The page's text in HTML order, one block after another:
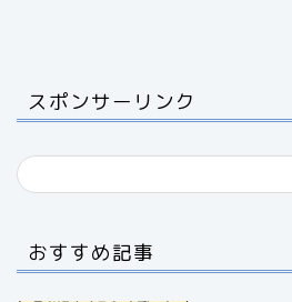
スポンサーリンク
おすすめ記事